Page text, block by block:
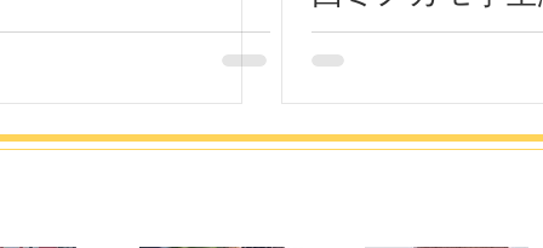
参加作品